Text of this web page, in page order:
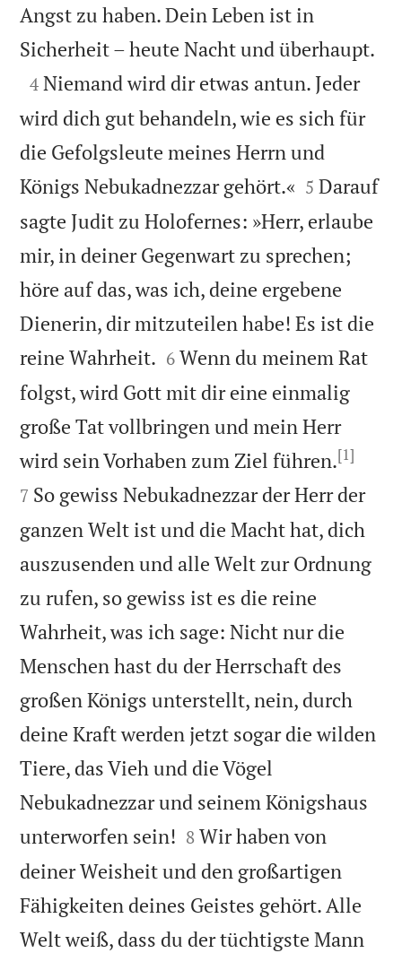
Angst zu haben. Dein Leben ist in
Sicherheit – heute Nacht und überhaupt.

4 Niemand wird dir etwas antun. Jeder
wird dich gut behandeln, wie es sich für
die Gefolgsleute meines Herrn und
Königs Nebukadnezzar gehört.« 

5 Darauf
sagte Judit zu Holofernes: »Herr, erlaube
mir, in deiner Gegenwart zu sprechen;
höre auf das, was ich, deine ergebene
Dienerin, dir mitzuteilen habe! Es ist die
reine Wahrheit. 

6 Wenn du meinem Rat
folgst, wird Gott mit dir eine einmalig
große Tat vollbringen und mein Herr
wird sein Vorhaben zum Ziel führen.[1]
7 So gewiss Nebukadnezzar der Herr der
ganzen Welt ist und die Macht hat, dich
auszusenden und alle Welt zur Ordnung
zu rufen, so gewiss ist es die reine
Wahrheit, was ich sage: Nicht nur die
Menschen hast du der Herrschaft des
großen Königs unterstellt, nein, durch
deine Kraft werden jetzt sogar die wilden
Tiere, das Vieh und die Vögel
Nebukadnezzar und seinem Königshaus
unterworfen sein! 

8 Wir haben von
deiner Weisheit und den großartigen
Fähigkeiten deines Geistes gehört. Alle
Welt weiß, dass du der tüchtigste Mann